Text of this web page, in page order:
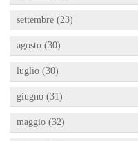
settembre (23)
agosto (30)
luglio (30)
giugno (31)
maggio (32)